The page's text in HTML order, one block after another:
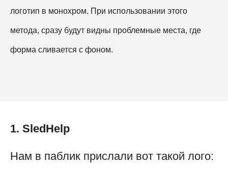
логотип в монохром. При использовании этого
метода, сразу будут видны проблемные места, где
форма сливается с фоном.
1. SledHelp
Нам в паблик прислали вот такой лого: